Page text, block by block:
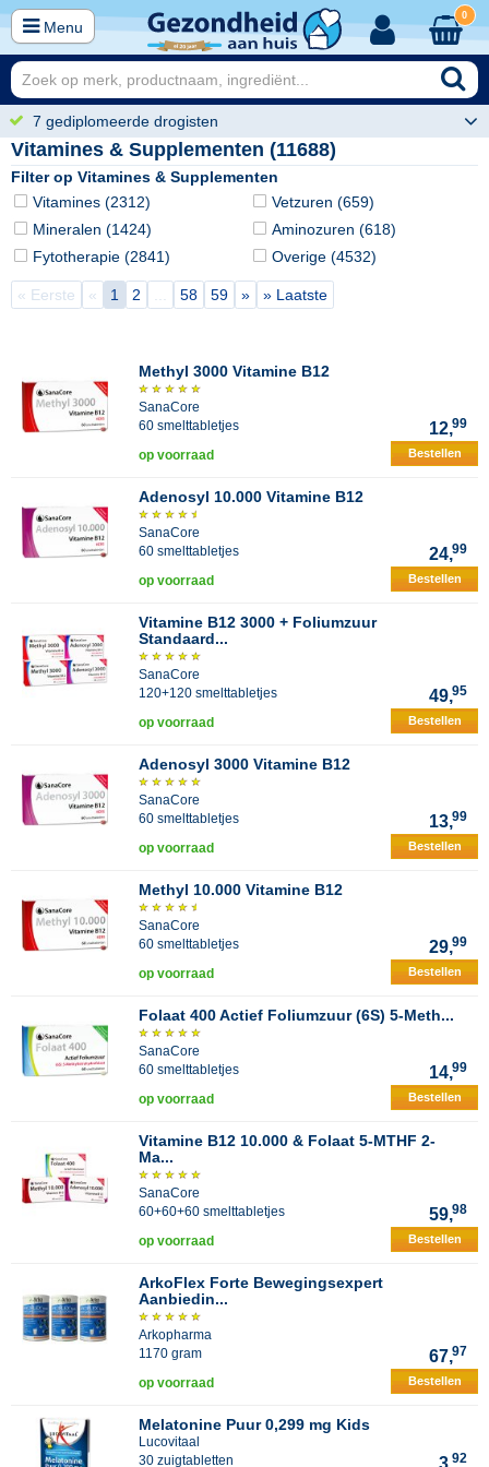
Menu
0
7 gediplomeerde drogisten
Vitamines & Supplementen (11688)
Filter op Vitamines & Supplementen
Vitamines (2312)
Mineralen (1424)
Fytotherapie (2841)
Vetzuren (659)
Aminozuren (618)
Overige (4532)
« Eerste « 1 2 58 59 » » Laatste
Methyl 3000 Vitamine B12
SanaCore
60 smelttabletjes
12,99
op voorraad Bestellen
Adenosyl 10.000 Vitamine B12
SanaCore
60 smelttabletjes
24,99
op voorraad Bestellen
Vitamine B12 3000 + Foliumzuur
Standaard...
SanaCore
120+120 smelttabletjes
49,95
op voorraad Bestellen
Adenosyl 3000 Vitamine B12
SanaCore
60 smelttabletjes
13,99
op voorraad Bestellen
Methyl 10.000 Vitamine B12
SanaCore
60 smelttabletjes
29,99
op voorraad Bestellen
Folaat 400 Actief Foliumzuur (6S) 5-Meth...
SanaCore
60 smelttabletjes
14,99
op voorraad Bestellen
Vitamine B12 10.000 & Folaat 5-MTHF 2-
Ma...
SanaCore
60+60+60 smelttabletjes
59,98
op voorraad Bestellen
ArkoFlex Forte Bewegingsexpert
Aanbiedin...
Arkopharma
1170 gram
67,97
op voorraad Bestellen
Melatonine Puur 0,299 mg Kids
Lucovitaal
30 zuigtabletten
3,92